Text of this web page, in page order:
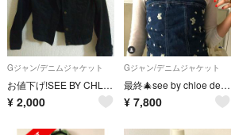
Gジャン/デニムジャケット
お値下げ!SEE BY CHLOE Gジャン ジャケット ブラックデニム
¥ 2,000
Gジャン/デニムジャケット
最終🎄see by chloe denim flower jacket.
¥ 7,800